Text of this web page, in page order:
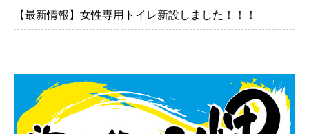
【最新情報】女性専用トイレ新設しました！！！